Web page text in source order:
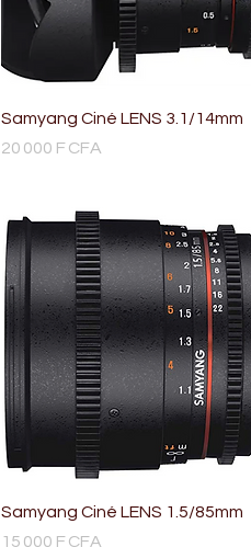
Samyang Ciné LENS 3.1/14mm
Prix
20 000 F CFA
Samyang Ciné LENS 1.5/85mm
Prix
15 000 F CFA